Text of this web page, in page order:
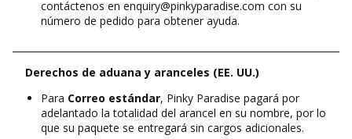
contáctenos en enquiry@pinkyparadise.com con su
número de pedido para obtener ayuda.
Derechos de aduana y aranceles (EE. UU.)
Para Correo estándar, Pinky Paradise pagará por
adelantado la totalidad del arancel en su nombre, por lo
que su paquete se entregará sin cargos adicionales.